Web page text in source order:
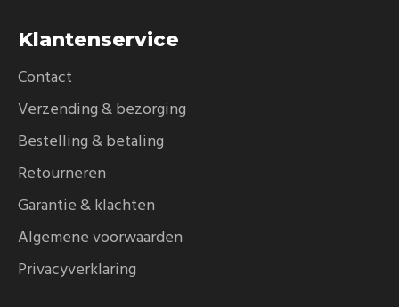
Klantenservice
Contact
Verzending & bezorging
Bestelling & betaling
Retourneren
Garantie & klachten
Algemene voorwaarden
Privacyverklaring